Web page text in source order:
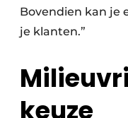
Bovendien kan je
je klanten.”
keuze